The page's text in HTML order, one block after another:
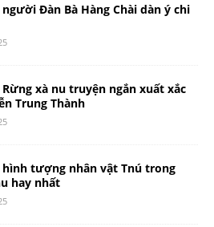
Đàn Bà Hàng Chài dàn ý chi
xà nu truyện ngắn xuất xắc
Trung Thành
hình tượng nhân vật Tnú trong
hay nhất